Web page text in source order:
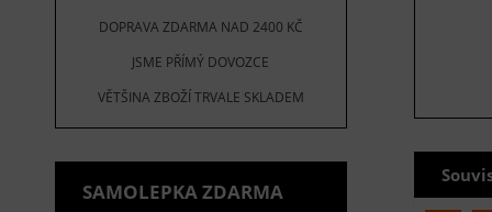
DOPRAVA ZDARMA NAD 2400 KČ
JSME PŘÍMÝ DOVOZCE
VĚTŠINA ZBOŽÍ TRVALE SKLADEM
SAMOLEPKA ZDARMA